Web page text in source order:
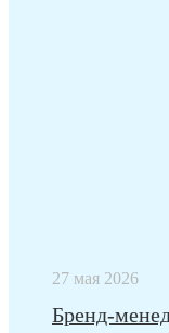
27 мая 2026
Бренд-